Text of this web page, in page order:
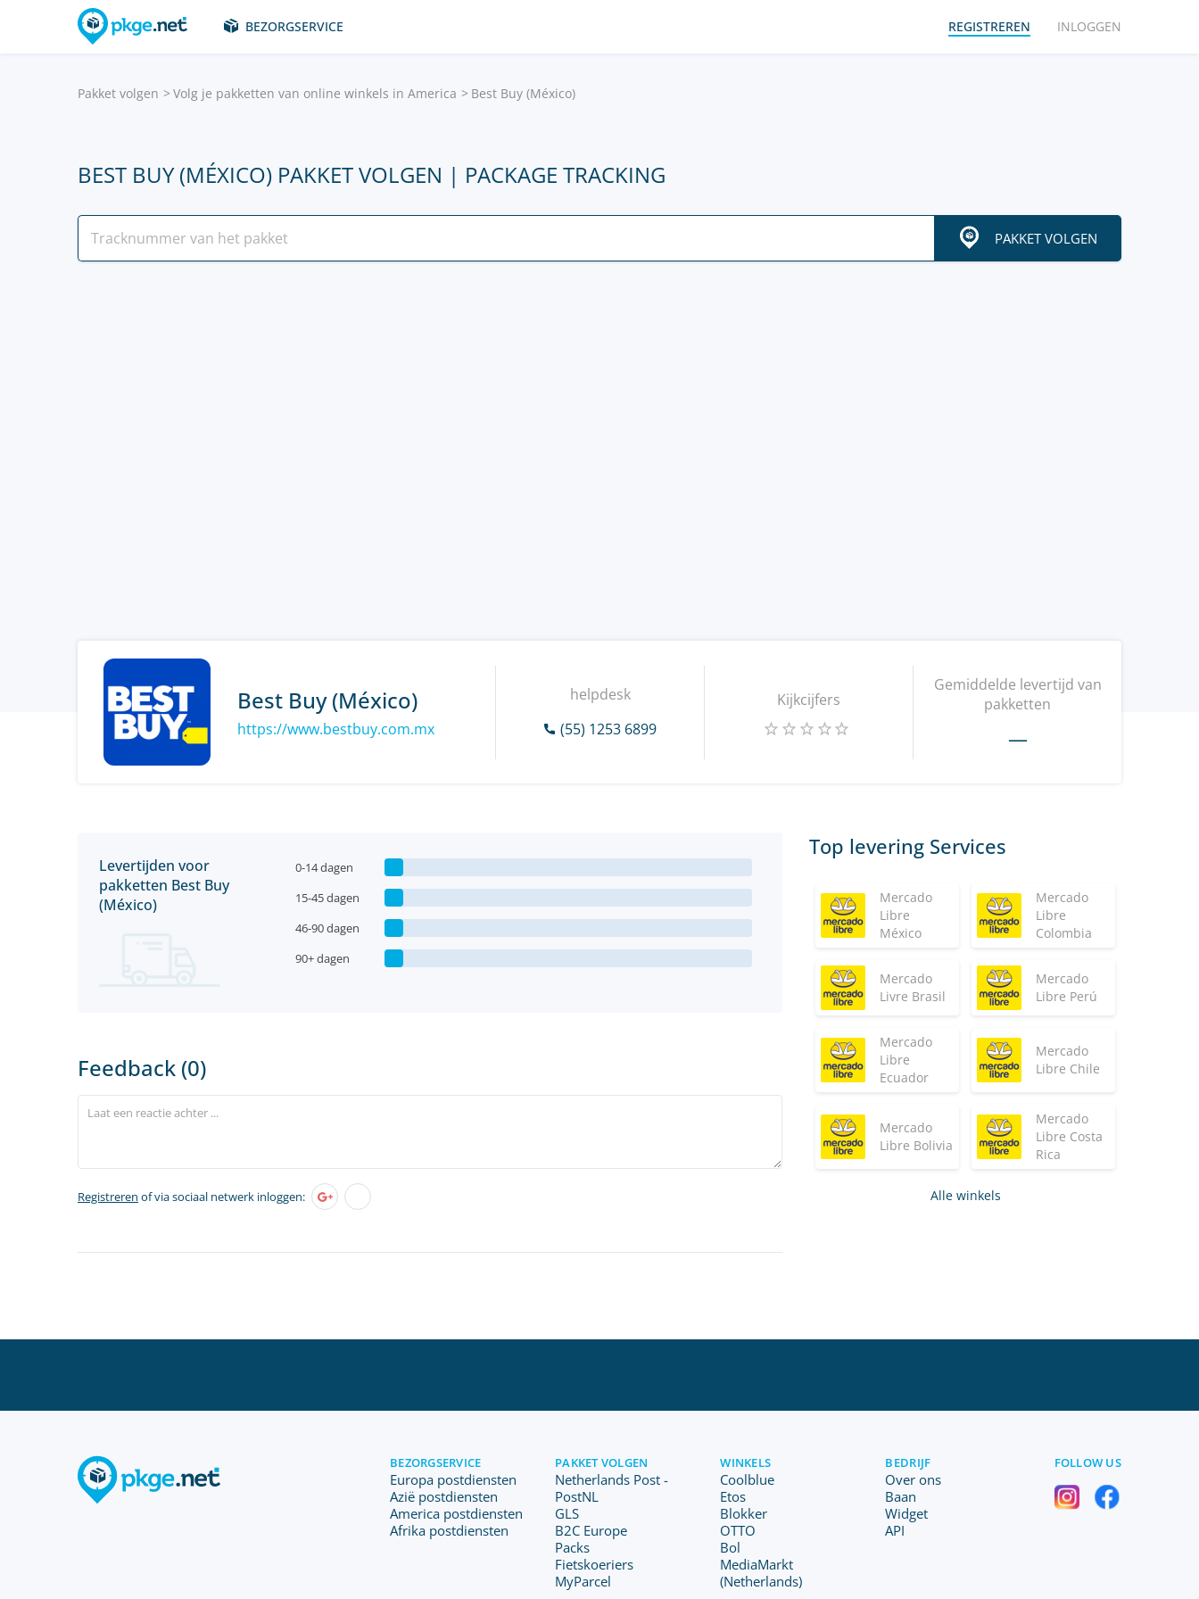
BEZORGSERVICE REGISTREREN INLOGGEN
Pakket volgen Volg je pakketten van online winkels in America Best Buy (México)
BEST BUY (MÉXICO) PAKKET VOLGEN | PACKAGE TRACKING
PAKKET VOLGEN
Best Buy (México)
https://www.bestbuy.com.mx
helpdesk
(55) 1253 6899
Kijkcijfers
Gemiddelde levertijd van
pakketten
—
Levertijden voor
pakketten Best Buy
(México)
0-14 dagen
15-45 dagen
46-90 dagen
90+ dagen
Feedback (0)
Registreren of via sociaal netwerk inloggen:
Top levering Services
Mercado
Libre
México
Mercado
Libre
Colombia
Mercado
Livre Brasil
Mercado
Libre Perú
Mercado
Libre
Ecuador
Mercado
Libre Chile
Mercado
Libre Bolivia
Mercado
Libre Costa
Rica
Alle winkels
BEZORGSERVICE
Europa postdiensten
Azië postdiensten
America postdiensten
Afrika postdiensten
PAKKET VOLGEN
Netherlands Post -
PostNL
GLS
B2C Europe
Packs
Fietskoeriers
MyParcel
WINKELS
Coolblue
Etos
Blokker
OTTO
Bol
MediaMarkt
(Netherlands)
BEDRIJF
Over ons
Baan
Widget
API
FOLLOW US